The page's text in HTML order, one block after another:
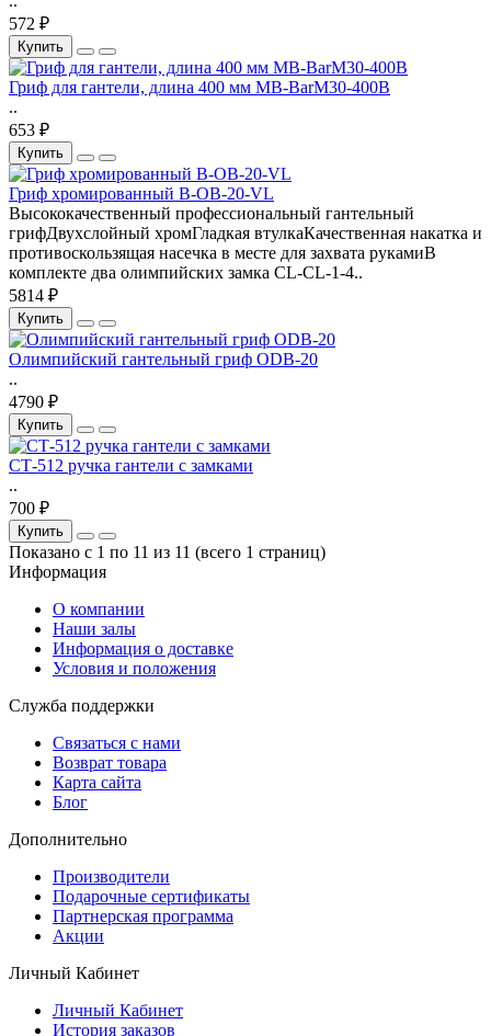
572 ₽
Купить
Гриф для гантели, длина 400 мм MB-BarM30-400В
..
653 ₽
Купить
Гриф хромированный B-OB-20-VL
Высококачественный профессиональный гантельный
грифДвухслойный хромГладкая втулкаКачественная накатка и
противоскользящая насечка в месте для захвата рукамиВ
комплекте два олимпийских замка CL-CL-1-4..
5814 ₽
Купить
Олимпийский гантельный гриф ODB-20
..
4790 ₽
Купить
СТ-512 ручка гантели с замками
..
700 ₽
Купить
Показано с 1 по 11 из 11 (всего 1 страниц)
Информация
O компании
Наши залы
Информация о доставке
Условия и положения
Служба поддержки
Связаться с нами
Возврат товара
Карта сайта
Блог
Дополнительно
Производители
Подарочные сертификаты
Партнерская программа
Акции
Личный Кабинет
Личный Кабинет
История заказов